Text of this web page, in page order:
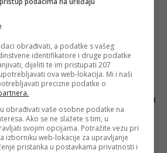
Al Nassra doživjeli su poraz u
2:1. U tom meču, Cristiano
najveća…
2024
upravo oduševio muslimane širom
Insha‘Allah”
Ronaldo je ponovo privukao
svjetske javnosti svojom
obrađivati, a podatke s vašeg
identifikatore i druge podatke
dijeliti te im pristupati 207
ova web-lokacija. Mi i naši
precizne podatke o
obrađivati vaše osobne podatke na
Ako se ne slažete s tim, u
svojim opcijama. Potražite vezu pri
izborniku web-lokacije za upravljanje
pristanka u postavkama privatnosti i